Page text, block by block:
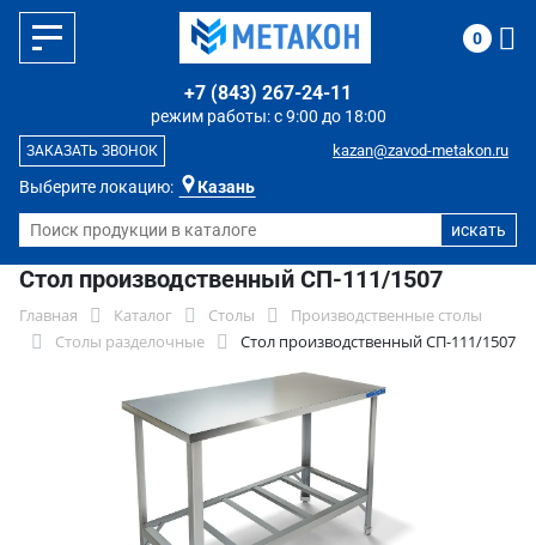
Выберите локацию: Казань
режим работы: с 9:00 до 18:00
+7 (843) 267-24-11
kazan@zavod-metakon.ru
ЗАКАЗАТЬ ЗВОНОК
0
Стол производственный СП-111/1507
Главная Каталог Столы
Производственные столы
Столы разделочные
Стол производственный СП-111/1507